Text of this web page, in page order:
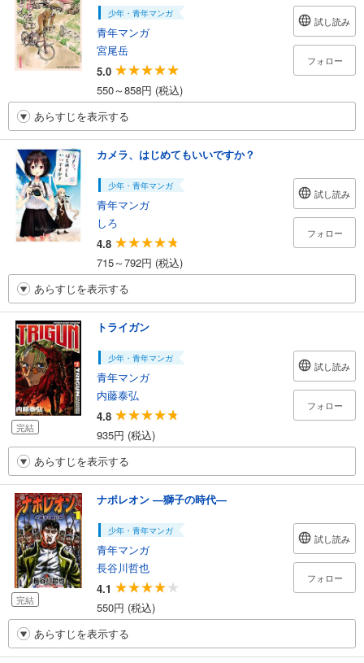
少年・青年マンガ
青年マンガ
宮尾岳
5.0
550～858円 (税込)
試し読み
フォロー
あらすじを表示する
カメラ、はじめてもいいですか？
少年・青年マンガ
青年マンガ
しろ
4.8
715～792円 (税込)
試し読み
フォロー
あらすじを表示する
完結
トライガン
少年・青年マンガ
青年マンガ
内藤泰弘
4.8
935円 (税込)
試し読み
フォロー
あらすじを表示する
完結
ナポレオン ―獅子の時代―
少年・青年マンガ
青年マンガ
長谷川哲也
4.1
550円 (税込)
試し読み
フォロー
あらすじを表示する